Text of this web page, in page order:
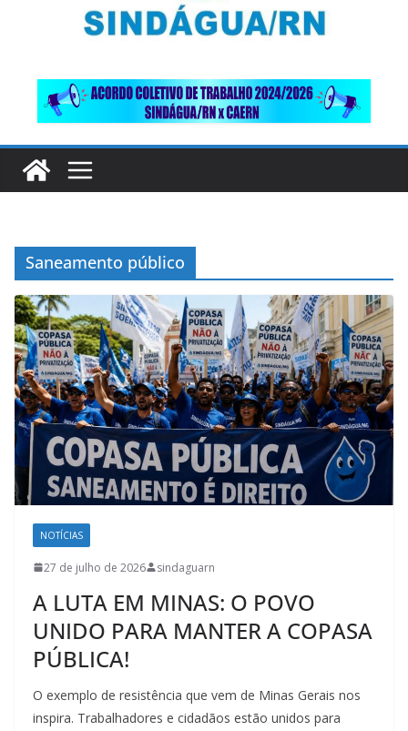
Saneamento público
NOTÍCIAS
27 de julho de 2026 sindaguarn
A LUTA EM MINAS: O POVO
UNIDO PARA MANTER A COPASA
PÚBLICA!
O exemplo de resistência que vem de Minas Gerais nos
inspira. Trabalhadores e cidadãos estão unidos para